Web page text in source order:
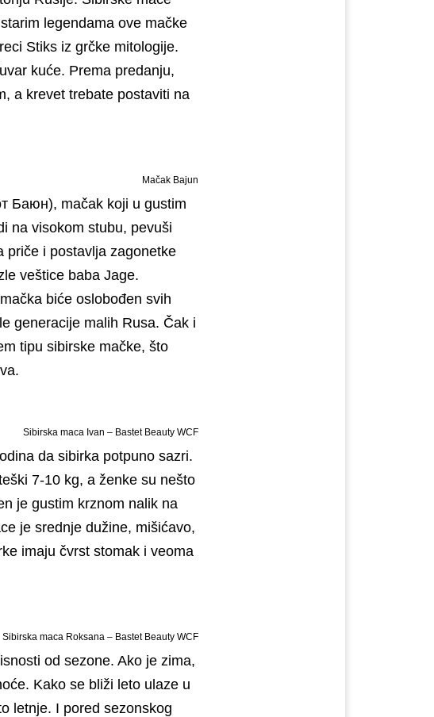
legendama ove mačke
Stiks iz grčke mitologije.
kuće. Prema predanju,
a krevet trebate postaviti na
Mačak Bajun
Баюн), mačak koji u gustim
na visokom stubu, pevuši
priče i postavlja zagonetke
veštice baba Jage.
biće oslobođen svih
generacije malih Rusa. Čak i
tipu sibirske mačke, što
Sibirska maca Ivan – Bastet Beauty WCF
da sibirka potpuno sazri.
7-10 kg, a ženke su nešto
je gustim krznom nalik na
je srednje dužine, mišićavo,
imaju čvrst stomak i veoma
Sibirska maca Roksana – Bastet Beauty WCF
od sezone. Ako je zima,
Kako se bliži leto ulaze u
letnje. I pored sezonskog